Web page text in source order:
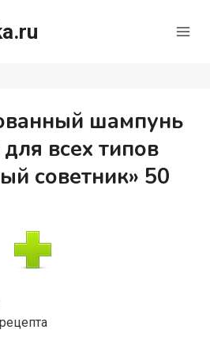
шампунь
всех типов
советник» 50